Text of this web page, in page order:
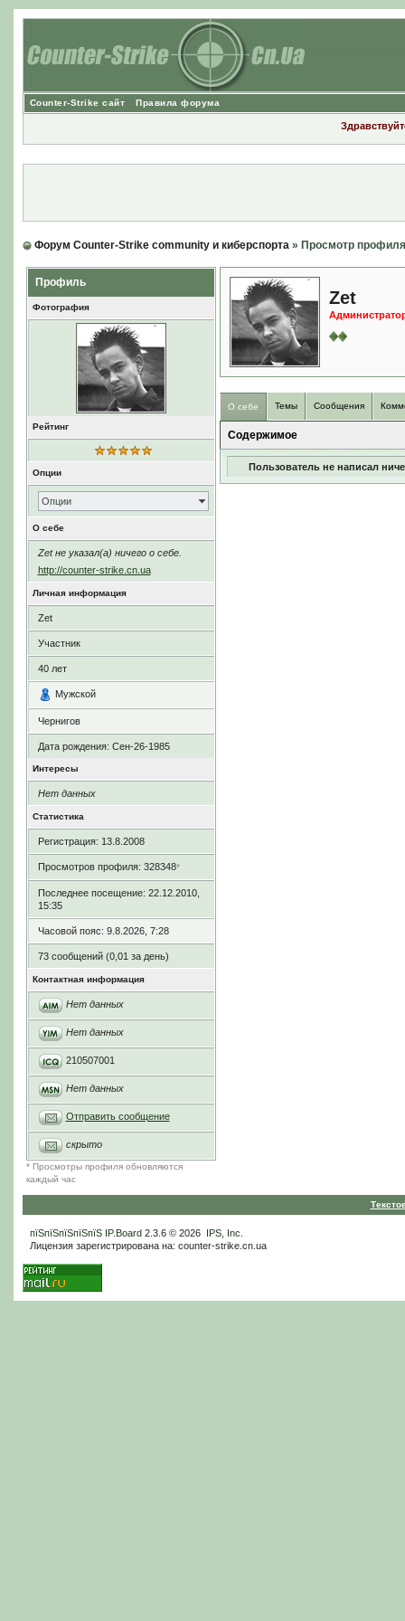
Counter-Strike сайт Правила форума
Форум Counter-Strike community и киберспорта» Просмотр профиля
Профиль
Фотография
Рейтинг
Опции
Опции
О себе
Zet не указал(а) ничего о себе.
http://counter-strike.cn.ua
Личная информация
Zet
Участник
40 лет
Мужской
Чернигов
Дата рождения: Сен-26-1985
Интересы
Нет данных
Статистика
Регистрация: 13.8.2008
Просмотров профиля: 328348*
Последнее посещение: 22.12.2010,
15:35
Часовой пояс: 9.8.2026, 7:28
73 сообщений (0,01 за день)
Контактная информация
Нет данных
Нет данных
210507001
Нет данных
Отправить сообщение
скрыто
* Просмотры профиля обновляются
каждый час
Zet
О себе Темы Сообщения
Содержимое
Пользователь не написал
пїЅпїЅпїЅпїЅпїЅ IP.Board2.3.6 © 2026 IPS, Inc
Лицензия зарегистрирована на: counter-strike.cn.ua